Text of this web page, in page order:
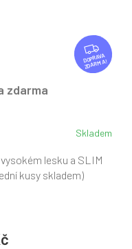
Z
D
A
ZDARMA
zdarma
Skladem
lesku a SLIM
kusy skladem)